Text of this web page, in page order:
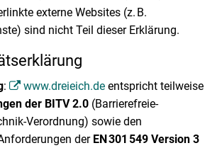
Stadtrecht
externe Websites (z. B.
sind nicht Teil dieser Erklärung.
: www.dreieich.de entspricht teilweise
der BITV 2.0 (Barrierefreie-
Verordnung) sowie den
der EN 301 549 Version 3